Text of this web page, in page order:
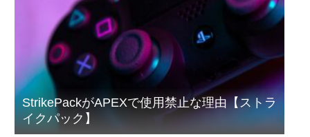
StrikePackがAPEXで使用禁止な理由【ストラ
イクパック】